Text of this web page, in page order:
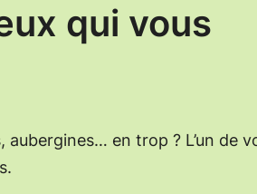
qui vous
en trop ? L’un de